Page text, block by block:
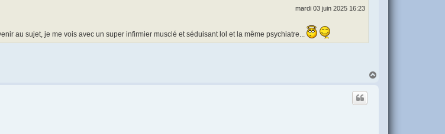
mardi 03 juin 2025 16:23
au sujet, je me vois avec un super infirmier musclé et séduisant lol et la même psychiatre...